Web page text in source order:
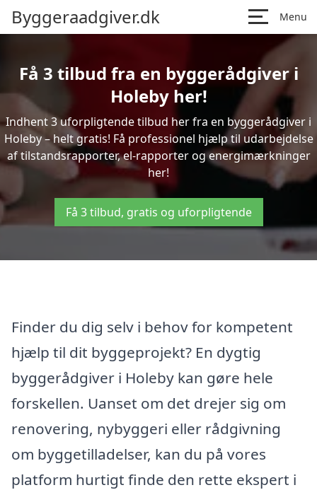
Byggeraadgiver.dk Menu
Få 3 tilbud fra en byggerådgiver i
Holeby her!
Indhent 3 uforpligtende tilbud her fra en byggerådgiver i
Holeby – helt gratis! Få professionel hjælp til udarbejdelse
af tilstandsrapporter, el-rapporter og energimærkninger
her!
Få 3 tilbud, gratis og uforpligtende
Finder du dig selv i behov for kompetent
hjælp til dit byggeprojekt? En dygtig
byggerådgiver i Holeby kan gøre hele
forskellen. Uanset om det drejer sig om
renovering, nybyggeri eller rådgivning
om byggetilladelser, kan du på vores
platform hurtigt finde den rette ekspert i